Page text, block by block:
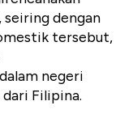
dengan
tersebut,
negeri
Filipina.